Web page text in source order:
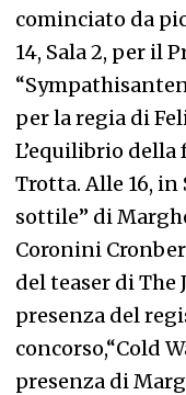
cominciato da
14, Sala 2, per il
per la regia di
L’equilibrio
Trotta. Alle 16, in
sottile” di
Coronini
del teaser di
presenza del
concorso,“Cold
presenza di